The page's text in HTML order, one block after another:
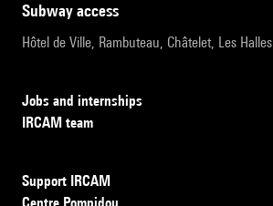
subway access
Hôtel de Ville, Rambuteau, Châtelet, Les Halles
Jobs and internships
IRCAM team
Support IRCAM